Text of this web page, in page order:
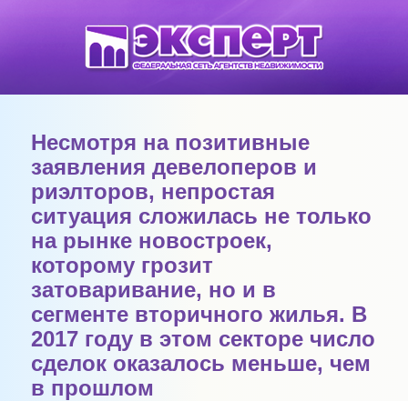
Несмотря на позитивные
заявления девелоперов и
риэлторов, непростая
ситуация сложилась не только
на рынке новостроек,
которому грозит
затоваривание, но и в
сегменте вторичного жилья. В
2017 году в этом секторе число
сделок оказалось меньше, чем
в прошлом